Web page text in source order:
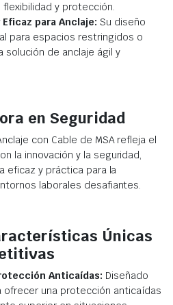
flexibilidad y protección.
para Anclaje: Su diseño
para espacios restringidos o
solución de anclaje ágil y
en Seguridad
con Cable de MSA refleja el
la innovación y la seguridad,
eficaz y práctica para la
laborales desafiantes.
Únicas
Anticaídas: Diseñado
una protección anticaídas